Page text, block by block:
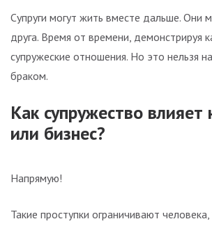
Супруги могут жить вместе дальше. Они
друга. Время от времени, демонстрируя
супружеские отношения. Но это нельзя
браком.
Как супружество влияет
или бизнес?
Напрямую!
Такие проступки ограничивают